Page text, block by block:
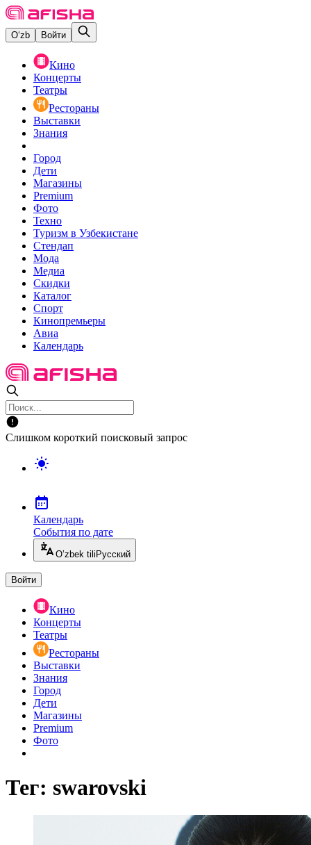
O‘zb Войти
Кино
Концерты
Театры
Рестораны
Выставки
Знания
Город
Дети
Магазины
Premium
Фото
Техно
Туризм в Узбекистане
Стендап
Мода
Медиа
Скидки
Каталог
Спорт
Кинопремьеры
Авиа
Календарь
Слишком короткий поисковый запрос
Календарь
События по дате
O’zbek tili Русский
Войти
Кино
Концерты
Театры
Рестораны
Выставки
Знания
Город
Дети
Магазины
Premium
Фото
Тег: swarovski